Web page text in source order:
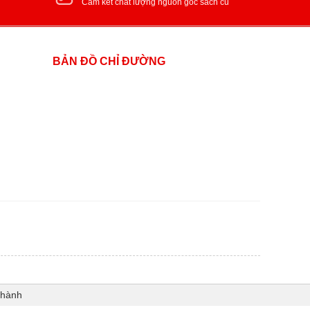
Cam kết chất lượng nguồn gốc sách cũ
BẢN ĐỒ CHỈ ĐƯỜNG